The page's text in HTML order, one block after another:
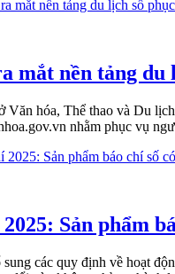
mắt nền tảng du
Văn hóa, Thể thao và Du
nhằm phục vụ
Sản phẩm
các quy định về hoạt